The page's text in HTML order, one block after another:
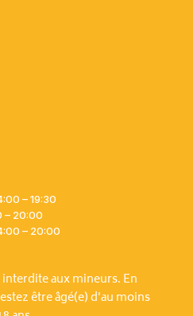
– 19:30
– 20:00
– 20:00
aux mineurs. En
être âgé(e) d'au moins